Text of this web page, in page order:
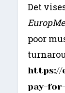
Det
poor
https://
pay-